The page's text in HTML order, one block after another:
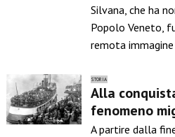
Silvana, che ha
Popolo Veneto,
remota
STORIA
Alla
fenomeno
A partire dalla